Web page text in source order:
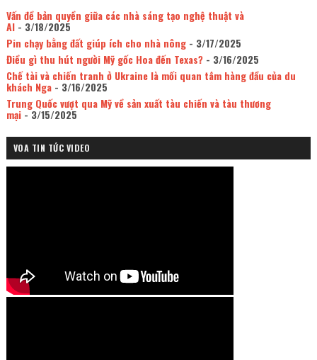
Vấn đề bản quyền giữa các nhà sáng tạo nghệ thuật và
AI- 3/18/2025
Pin chạy bằng đất giúp ích cho nhà nông- 3/17/2025
Điều gì thu hút người Mỹ gốc Hoa đến Texas?- 3/16/2025
Chế tài và chiến tranh ở Ukraine là mối quan tâm hàng đầu của du
khách Nga- 3/16/2025
Trung Quốc vượt qua Mỹ về sản xuất tàu chiến và tàu thương
mại- 3/15/2025
VOA TIN TỨC VIDEO